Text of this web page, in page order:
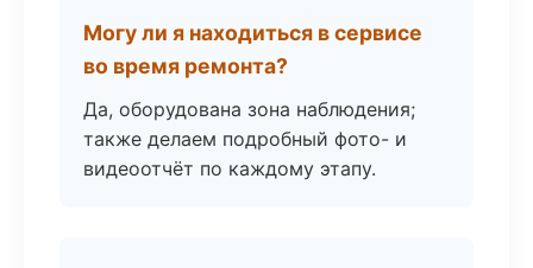
Могу ли я находиться в сервисе
во время ремонта?
Да, оборудована зона наблюдения;
также делаем подробный фото- и
видеоотчёт по каждому этапу.